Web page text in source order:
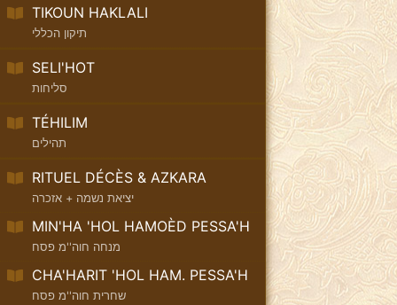
TIKOUN HAKLALI
תיקון הכללי
SELI'HOT
סליחות
TÉHILIM
תהילים
RITUEL DÉCÈS & AZKARA
יציאת נשמה + אזכרה
MIN'HA 'HOL HAMOÈD PESSA'H
מנחה חוה''מ פסח
CHA'HARIT 'HOL HAM. PESSA'H
שחרית חוה''מ פסח